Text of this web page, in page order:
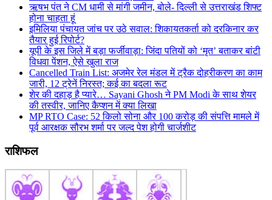
ऋषभ पंत ने CM धामी से मांगी जमीन, बोले- दिल्ली से उत्तराखंड शिफ्ट
होना चाहता हूं
इमिलिया पंचायत जांच पर उठे सवाल: शिकायतकर्ता को दरकिनार कर
तैयार हुई रिपोर्ट?
यूपी के इस जिले में बड़ा फर्जीवाड़ा: जिंदा पतियों को ‘मृत’ बताकर बांटी
विधवा पेंशन, ऐसे खुला राज
Cancelled Train List: अजमेर रेल मंडल में ट्रैक दोहरीकरण का काम
जारी, 12 ट्रेनें निरस्त; कई का बदला रूट
शेर की दहाड़ है प्यारे… Sayani Ghosh ने PM Modi के साथ शेयर
की तस्वीर, जानिए कैप्शन में क्या लिखा
MP RTO Case: 52 किलो सोना और 100 करोड़ की संपत्ति मामले में
पूर्व आरक्षक सौरभ शर्मा पर जल्द पेश होगी चार्जशीट
राशिफल